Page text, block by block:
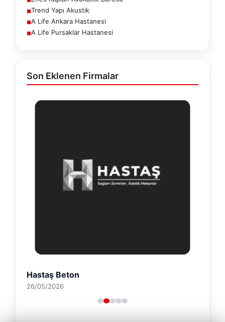
■Trend Yapı Akustik
■A Life Ankara Hastanesi
■A Life Pursaklar Hastanesi
Son Eklenen Firmalar
Hastaş Beton
26/05/2026